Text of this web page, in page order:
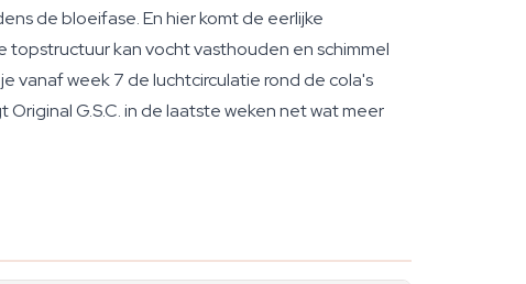
de bloeifase. En hier komt de eerlijke
kan vocht vasthouden en schimmel
vanaf week 7 de luchtcirculatie rond de cola's
G.S.C. in de laatste weken net wat meer